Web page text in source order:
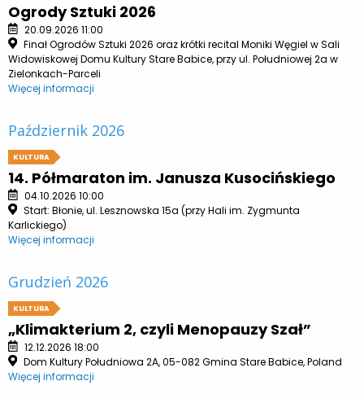
Ogrody Sztuki 2026
20.09.2026 11:00
Finał Ogrodów Sztuki 2026 oraz krótki recital Moniki Węgiel w Sali
Widowiskowej Domu Kultury Stare Babice, przy ul. Południowej 2a w
Zielonkach-Parceli
Więcej informacji
Październik 2026
KULTURA
14. Półmaraton im. Janusza Kusocińskiego
04.10.2026 10:00
Start: Błonie, ul. Lesznowska 15a (przy Hali im. Zygmunta
Karlickiego)
Więcej informacji
Grudzień 2026
KULTURA
„Klimakterium 2, czyli Menopauzy Szał”
12.12.2026 18:00
Dom Kultury Południowa 2A, 05-082 Gmina Stare Babice, Poland
Więcej informacji